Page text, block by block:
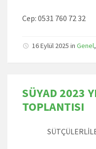
Cep: 0531 760 72 32
16 Eylül 2025 in Genel,
SÜYAD 2023
TOPLANTISI